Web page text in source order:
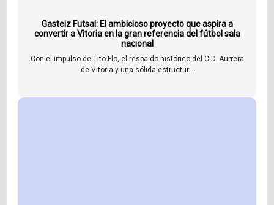
Gasteiz Futsal: El ambicioso proyecto que aspira a
convertir a Vitoria en la gran referencia del fútbol sala
nacional
Con el impulso de Tito Flo, el respaldo histórico del C.D. Aurrera
de Vitoria y una sólida estructur...